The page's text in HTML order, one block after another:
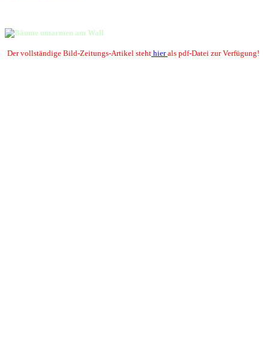
Der vollständige Bild-Zeitungs-Artikel steht hierals pdf-Datei zur Verfügung!